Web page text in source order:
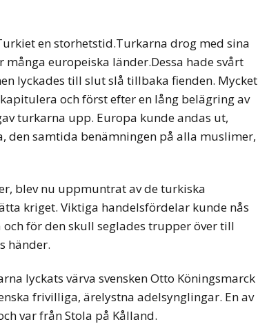
en storhetstid.Turkarna drog med sina
europeiska länder.Dessa hade svårt
lyckades till slut slå tillbaka fienden. Mycket
och först efter en lång belägring av
turkarna upp. Europa kunde andas ut,
den samtida benämningen på alla muslimer,
blev nu uppmuntrat av de turkiska
kriget. Viktiga handelsfördelar kunde nås
för den skull seglades trupper över till
händer.
lyckats värva svensken Otto Köningsmarck
frivilliga, ärelystna adelsynglingar. En av
var från Stola på Kålland.